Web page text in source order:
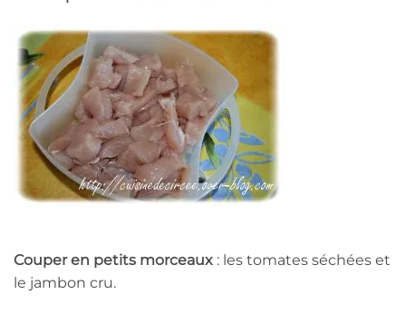
Couper en petits morceaux : les tomates séchées et
le jambon cru.